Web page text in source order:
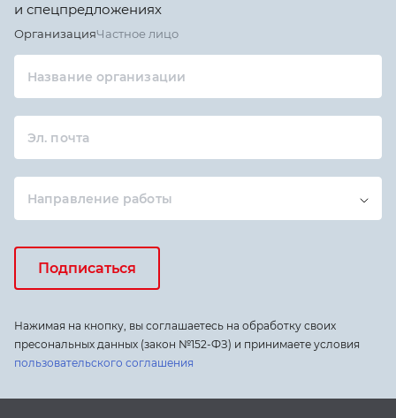
и спецпредложениях
ОрганизацияЧастное лицо
Название организации
Эл. почта
Направление работы
Подписаться
Нажимая на кнопку, вы соглашаетесь на обработку своих
пресональных данных (закон №152-ФЗ) и принимаете условия
пользовательского соглашения